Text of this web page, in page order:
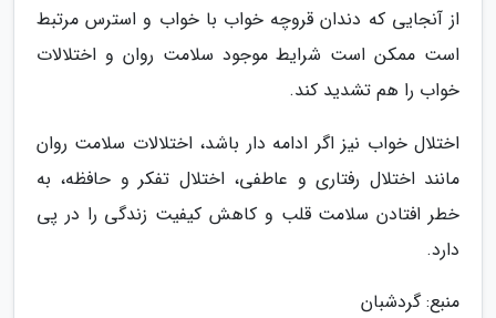
از آنجایی که دندان قروچه خواب با خواب و استرس مرتبط
است ممکن است شرایط موجود سلامت روان و اختلالات
خواب را هم تشدید کند.
اختلال خواب نیز اگر ادامه دار باشد، اختلالات سلامت روان
مانند اختلال رفتاری و عاطفی، اختلال تفکر و حافظه، به
خطر افتادن سلامت قلب و کاهش کیفیت زندگی را در پی
دارد.
منبع: گردشبان